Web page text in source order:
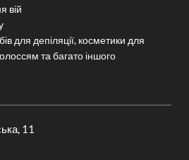
вій
для депіляції, косметики для
та багато іншого
11